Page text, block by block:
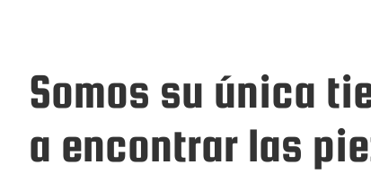
Somos su única
a encontrar las